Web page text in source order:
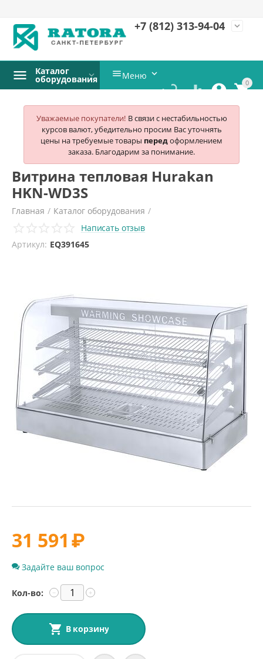
+7 (812) 313-94-04 expand_more
0


 
Каталог
оборудования Меню 
Уважаемые покупатели! В связи с нестабильностью
курсов валют, убедительно просим Вас уточнять
цены на требуемые товары передоформлением
заказа. Благодарим за понимание.
Витрина тепловая Hurakan
HKN-WD3S
Главная / Каталог оборудования /
Оборудование для Фастфуд / Витрины тепловые
Hurakan /
Написать отзыв
Артикул: EQ391645
31 591₽
Задайте ваш вопрос
Кол-во: +
−
В корзину